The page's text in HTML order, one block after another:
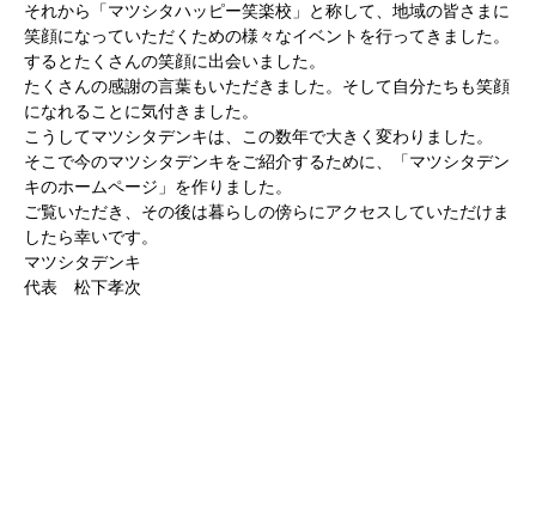
それから「マツシタハッピー笑楽校」と称して、地域の皆さまに
笑顔になっていただくための様々なイベントを行ってきました。
するとたくさんの笑顔に出会いました。
たくさんの感謝の言葉もいただきました。そして自分たちも笑顔
になれることに気付きました。
こうしてマツシタデンキは、この数年で大きく変わりました。
そこで今のマツシタデンキをご紹介するために、「マツシタデン
キのホームページ」を作りました。
ご覧いただき、その後は暮らしの傍らにアクセスしていただけま
したら幸いです。
マツシタデンキ
代表 松下孝次